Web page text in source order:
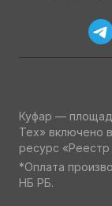
Куфар —
Тех» включено
ресурс
*Оплата
НБ РБ.